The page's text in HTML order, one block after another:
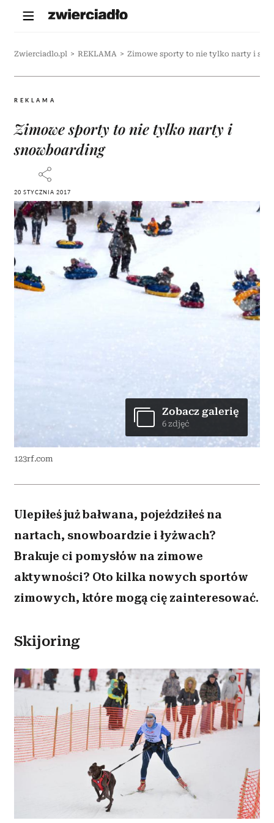
Zwierciadlo.pl > REKLAMA > Zimowe sporty to nie tylko narty i
REKLAMA
Zimowe sporty to nie tylko narty i
snowboarding
20 STYCZNIA 2017
123rf.com
Zobacz galerię
6 zdjęć
Ulepiłeś już bałwana, pojeździłeś na
nartach, snowboardzie i łyżwach?
Brakuje ci pomysłów na zimowe
aktywności? Oto kilka nowych sportów
zimowych, które mogą cię zainteresować.
Skijoring